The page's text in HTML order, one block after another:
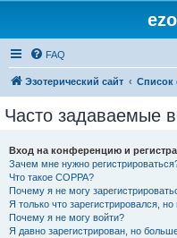
FAQ
Эзотерический сайт
Часто задаваемые
Вход на конференцию и
Зачем мне нужно
Что такое COPPA?
Почему я не могу
Я только что зарегистрировался, но
Почему я не могу войти?
Я давно зарегистрирован, но